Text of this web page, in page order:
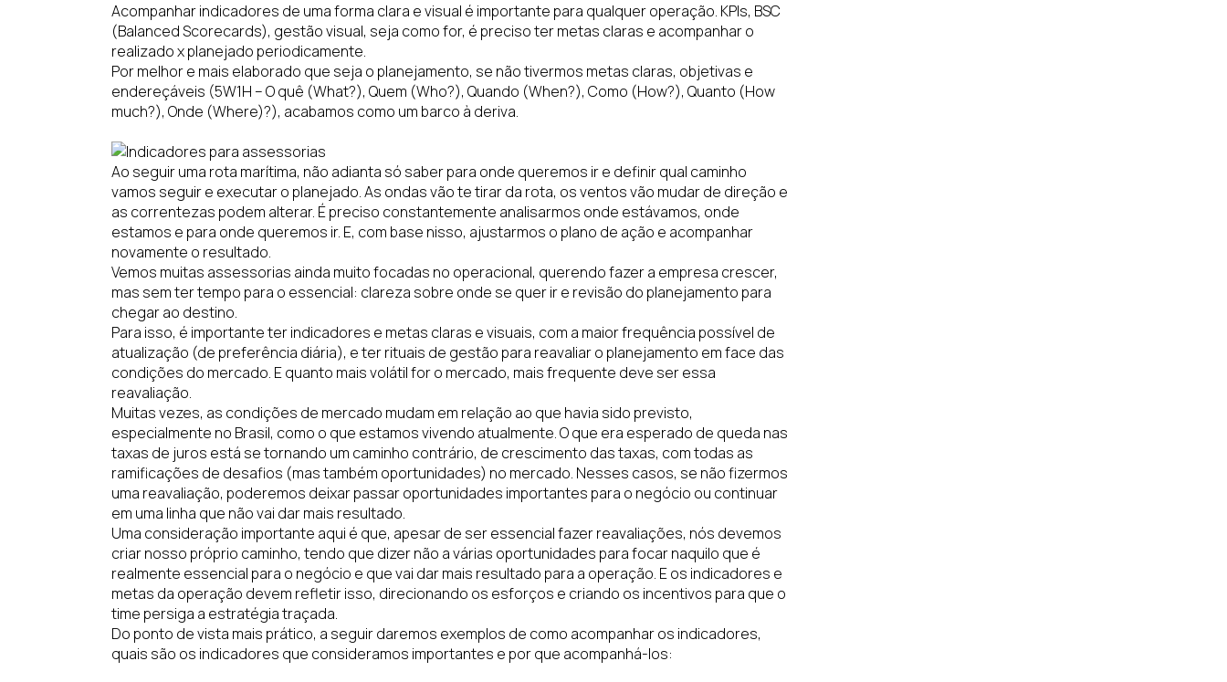
Acompanhar indicadores de uma forma clara e visual é importante para qualquer operação. KPIs, BSC
(Balanced Scorecards), gestão visual, seja como for, é preciso ter metas claras e acompanhar o
realizado x planejado periodicamente.
Por melhor e mais elaborado que seja o planejamento, se não tivermos metas claras, objetivas e
endereçáveis (5W1H – O quê (What?), Quem (Who?), Quando (When?), Como (How?), Quanto (How
much?), Onde (Where)?), acabamos como um barco à deriva.
Ao seguir uma rota marítima, não adianta só saber para onde queremos ir e definir qual caminho
vamos seguir e executar o planejado. As ondas vão te tirar da rota, os ventos vão mudar de direção e
as correntezas podem alterar. É preciso constantemente analisarmos onde estávamos, onde
estamos e para onde queremos ir. E, com base nisso, ajustarmos o plano de ação e acompanhar
novamente o resultado.
Vemos muitas assessorias ainda muito focadas no operacional, querendo fazer a empresa crescer,
mas sem ter tempo para o essencial: clareza sobre onde se quer ir e revisão do planejamento para
chegar ao destino.
Para isso, é importante ter indicadores e metas claras e visuais, com a maior frequência possível de
atualização (de preferência diária), e ter rituais de gestão para reavaliar o planejamento em face das
condições do mercado. E quanto mais volátil for o mercado, mais frequente deve ser essa
reavaliação.
Muitas vezes, as condições de mercado mudam em relação ao que havia sido previsto,
especialmente no Brasil, como o que estamos vivendo atualmente. O que era esperado de queda nas
taxas de juros está se tornando um caminho contrário, de crescimento das taxas, com todas as
ramificações de desafios (mas também oportunidades) no mercado. Nesses casos, se não fizermos
uma reavaliação, poderemos deixar passar oportunidades importantes para o negócio ou continuar
em uma linha que não vai dar mais resultado.
Uma consideração importante aqui é que, apesar de ser essencial fazer reavaliações, nós devemos
criar nosso próprio caminho, tendo que dizer não a várias oportunidades para focar naquilo que é
realmente essencial para o negócio e que vai dar mais resultado para a operação. E os indicadores e
metas da operação devem refletir isso, direcionando os esforços e criando os incentivos para que o
time persiga a estratégia traçada.
Do ponto de vista mais prático, a seguir daremos exemplos de como acompanhar os indicadores,
quais são os indicadores que consideramos importantes e por que acompanhá-los: